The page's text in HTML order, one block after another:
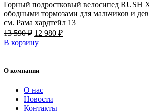
Горный подростковый велосипед RUSH
ободными тормозами для мальчиков и
см. Рама хардтейл 13
13 590₽ Первоначальная
цена
составляла
590 ₽.
12 980 ₽Текущая
В корзину
О компании
О нас
Новости
Контакты